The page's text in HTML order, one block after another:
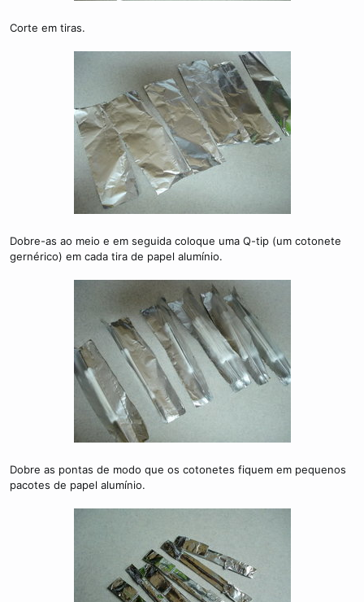
Corte em tiras.
Dobre-as ao meio e em seguida coloque uma Q-tip (um cotonete
gernérico) em cada tira de papel alumínio.
Dobre as pontas de modo que os cotonetes fiquem em pequenos
pacotes de papel alumínio.